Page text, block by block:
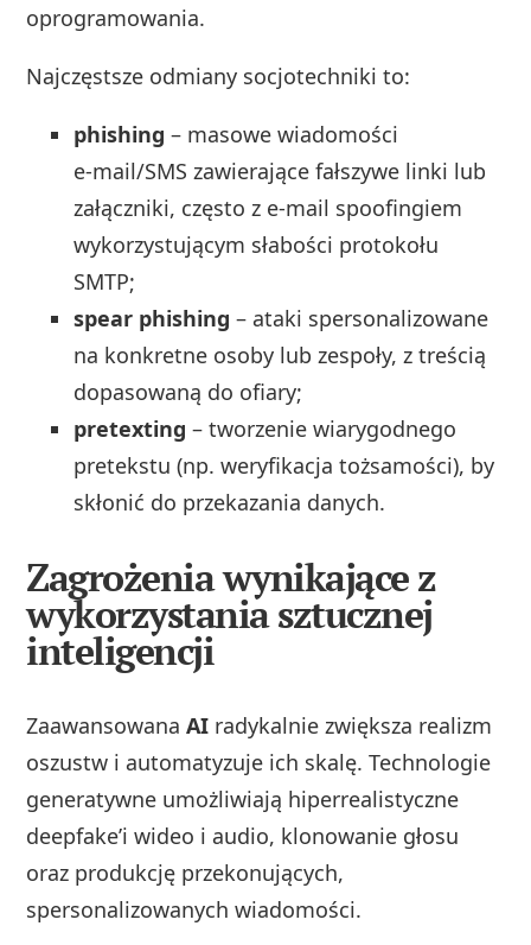
oprogramowania.
Najczęstsze odmiany socjotechniki to:
phishing – masowe wiadomości
e‑mail/SMS zawierające fałszywe linki lub
załączniki, często z e‑mail spoofingiem
wykorzystującym słabości protokołu
SMTP;
spear phishing – ataki spersonalizowane
na konkretne osoby lub zespoły, z treścią
dopasowaną do ofiary;
pretexting – tworzenie wiarygodnego
pretekstu (np. weryfikacja tożsamości), by
skłonić do przekazania danych.
Zagrożenia wynikające z
wykorzystania sztucznej
inteligencji
ZaawansowanaAI radykalnie zwiększa realizm
oszustw i automatyzuje ich skalę. Technologie
generatywne umożliwiają hiperrealistyczne
deepfake’i wideo i audio, klonowanie głosu
oraz produkcję przekonujących,
spersonalizowanych wiadomości.